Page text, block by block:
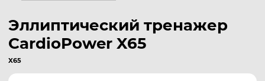
Эллиптический тренажер
СardioPower X65
X65